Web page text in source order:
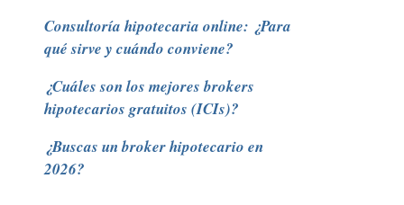
Consultoría hipotecaria online: ¿Para
qué sirve y cuándo conviene?
¿Cuáles son los mejores brokers
hipotecarios gratuitos (ICIs)?
¿Buscas un broker hipotecario en
2026?